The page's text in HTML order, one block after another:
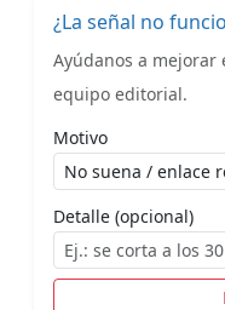
¿La señal no
Ayúdanos a mejorar
equipo editorial.
Motivo
Detalle (opcional)